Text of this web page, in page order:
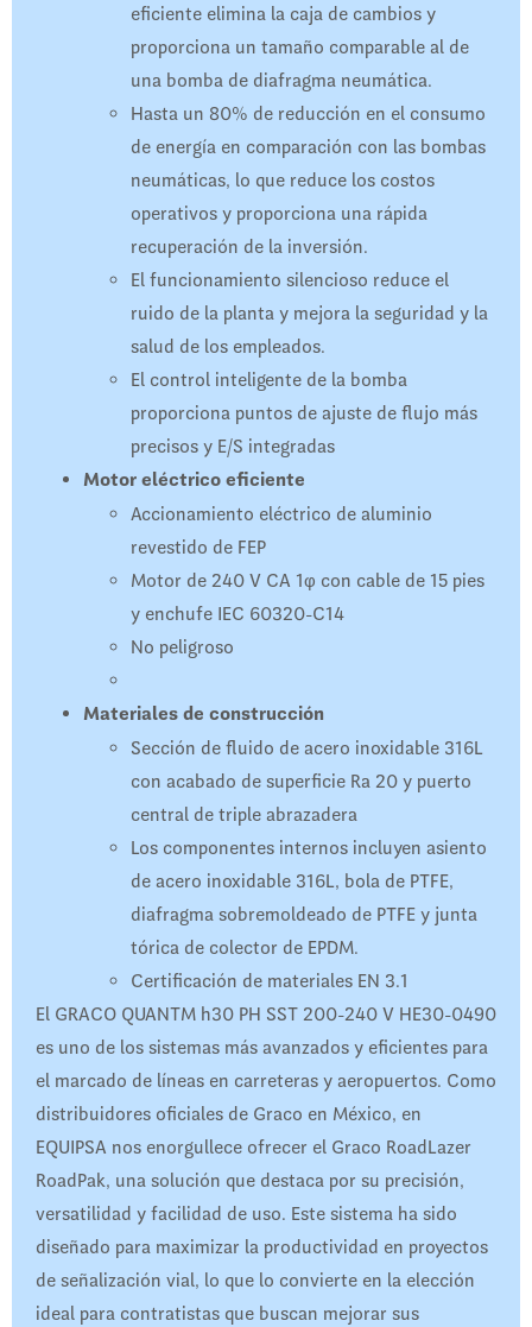
eficiente elimina la caja de cambios y
proporciona un tamaño comparable al de
una bomba de diafragma neumática.
Hasta un 80% de reducción en el consumo
de energía en comparación con las bombas
neumáticas, lo que reduce los costos
operativos y proporciona una rápida
recuperación de la inversión.
El funcionamiento silencioso reduce el
ruido de la planta y mejora la seguridad y la
salud de los empleados.
El control inteligente de la bomba
proporciona puntos de ajuste de flujo más
precisos y E/S integradas
Motor eléctrico eficiente
Accionamiento eléctrico de aluminio
revestido de FEP
Motor de 240 V CA 1φ con cable de 15 pies
y enchufe IEC 60320-C14
No peligroso
Materiales de construcción
Sección de fluido de acero inoxidable 316L
con acabado de superficie Ra 20 y puerto
central de triple abrazadera
Los componentes internos incluyen asiento
de acero inoxidable 316L, bola de PTFE,
diafragma sobremoldeado de PTFE y junta
tórica de colector de EPDM.
Certificación de materiales EN 3.1
El GRACO QUANTM h30 PH SST 200-240 V HE30-0490
es uno de los sistemas más avanzados y eficientes para
el marcado de líneas en carreteras y aeropuertos. Como
distribuidores oficiales de Graco en México, en
EQUIPSA nos enorgullece ofrecer el Graco RoadLazer
RoadPak, una solución que destaca por su precisión,
versatilidad y facilidad de uso. Este sistema ha sido
diseñado para maximizar la productividad en proyectos
de señalización vial, lo que lo convierte en la elección
ideal para contratistas que buscan mejorar sus